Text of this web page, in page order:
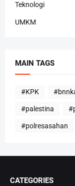
Teknologi
UMKM
MAIN TAGS
#KPK
#palestina
#polresasahan
CATEGORIES